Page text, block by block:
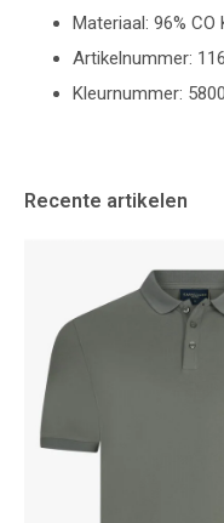
Materiaal: 96% CO
Artikelnummer:
Kleurnummer:
Recente artikelen